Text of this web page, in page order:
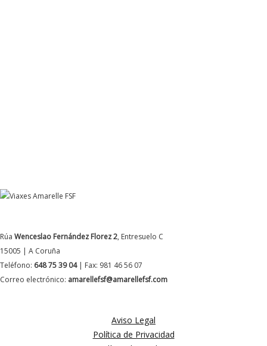
Rúa Wenceslao Fernández Florez 2, Entresuelo C
15005 | A Coruña
Teléfono: 648 75 39 04| Fax: 981 46 56 07
Correo electrónico: amarellefsf@amarellefsf.com
Aviso Legal
Política de Privacidad